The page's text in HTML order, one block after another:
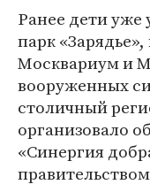
Ранее дети
парк
Москвариум и
вооруженных
столичный
организовало
«Синергия